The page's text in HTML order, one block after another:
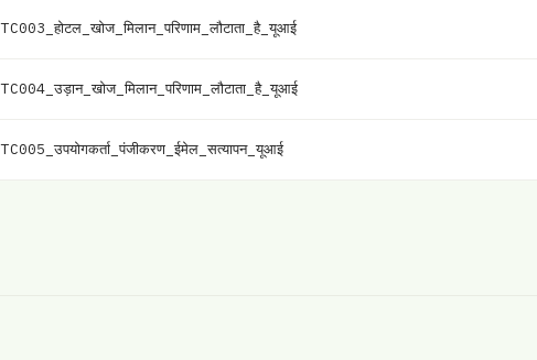
TC003_होटल_खोज_मिलान_परिणाम_लौटाता_है_यूआई
TC004_उड़ान_खोज_मिलान_परिणाम_लौटाता_है_यूआई
TC005_उपयोगकर्ता_पंजीकरण_ईमेल_सत्यापन_यूआई